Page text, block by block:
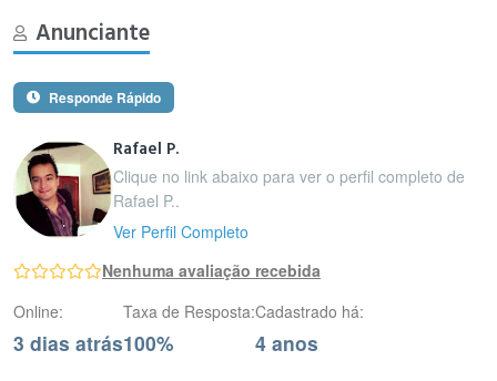
Anunciante
Responde Rápido
Rafael P.
Clique no link abaixo para ver o perfil completo de
Rafael P..
Ver Perfil Completo
Nenhuma avaliação recebida
Online:
3 dias atrás
Taxa de Resposta:
100%
Cadastrado há:
4 anos